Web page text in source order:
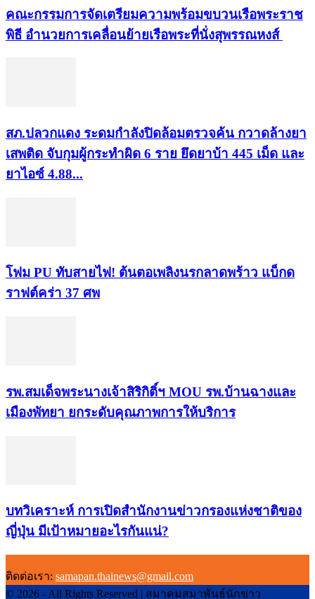
คณะกรรมการจัดเตรียมความพร้อมขบวนเรือพระราช
พิธี อำนวยการเคลื่อนย้ายเรือพระที่นั่งสุพรรณหงส์
สภ.ปลวกแดง ระดมกำลังปิดล้อมตรวจค้น กวาดล้างยา
เสพติด จับกุมผู้กระทำผิด 6 ราย ยึดยาบ้า 445 เม็ด และ
ยาไอซ์ 4.88...
โฟม PU ทับสายไฟ! ต้นตอเพลิงนรกลาดพร้าว แบ็กด
ราฟต์คร่า 37 ศพ
รพ.สมเด็จพระนางเจ้าสิริกิติ์ฯ MOU รพ.บ้านฉางและ
เมืองพัทยา ยกระดับคุณภาพการให้บริการ
บทวิเคราะห์ การเปิดสำนักงานข่าวกรองแห่งชาติของ
ญี่ปุ่น มีเป้าหมายอะไรกันแน่?
ติดต่อเรา: samapan.thainews@gmail.com
© 2026 - All Rights Reserved | สมาคมสมาพันธ์นักข่าว